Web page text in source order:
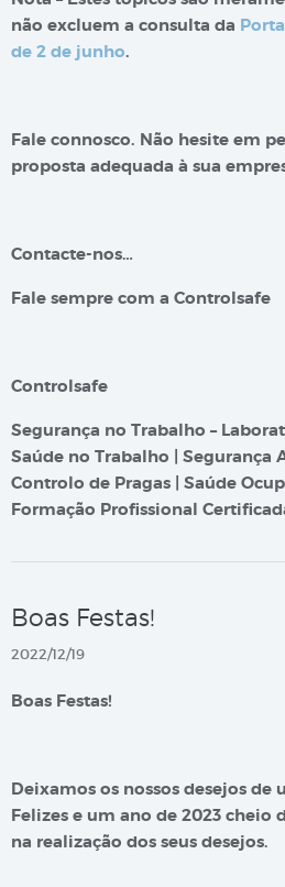
não excluem a consulta da
de 2 de junho.
Fale connosco. Não hesite em
proposta adequada à sua
Contacte-nos…
Fale sempre com a Controlsafe
Controlsafe
Segurança no Trabalho –
Saúde no Trabalho | Segurança
Controlo de Pragas | Saúde
Formação Profissional
Boas Festas!
2022/12/19
Boas Festas!
Deixamos os nossos desejos de
Felizes e um ano de 2023 cheio
na realização dos seus desejos.